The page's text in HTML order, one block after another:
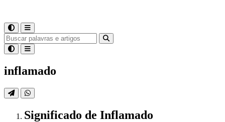
inflamado
Significado de Inflamado